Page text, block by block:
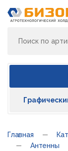
Главная
Антенны